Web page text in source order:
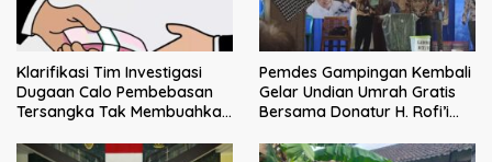
Klarifikasi Tim Investigasi
Dugaan Calo Pembebasan
Tersangka Tak Membuahkan
Pemdes Gampingan Kembali
Gelar Undian Umrah Gratis
Bersama Donatur H. Rofi’i
bagi Pejuang Sosial